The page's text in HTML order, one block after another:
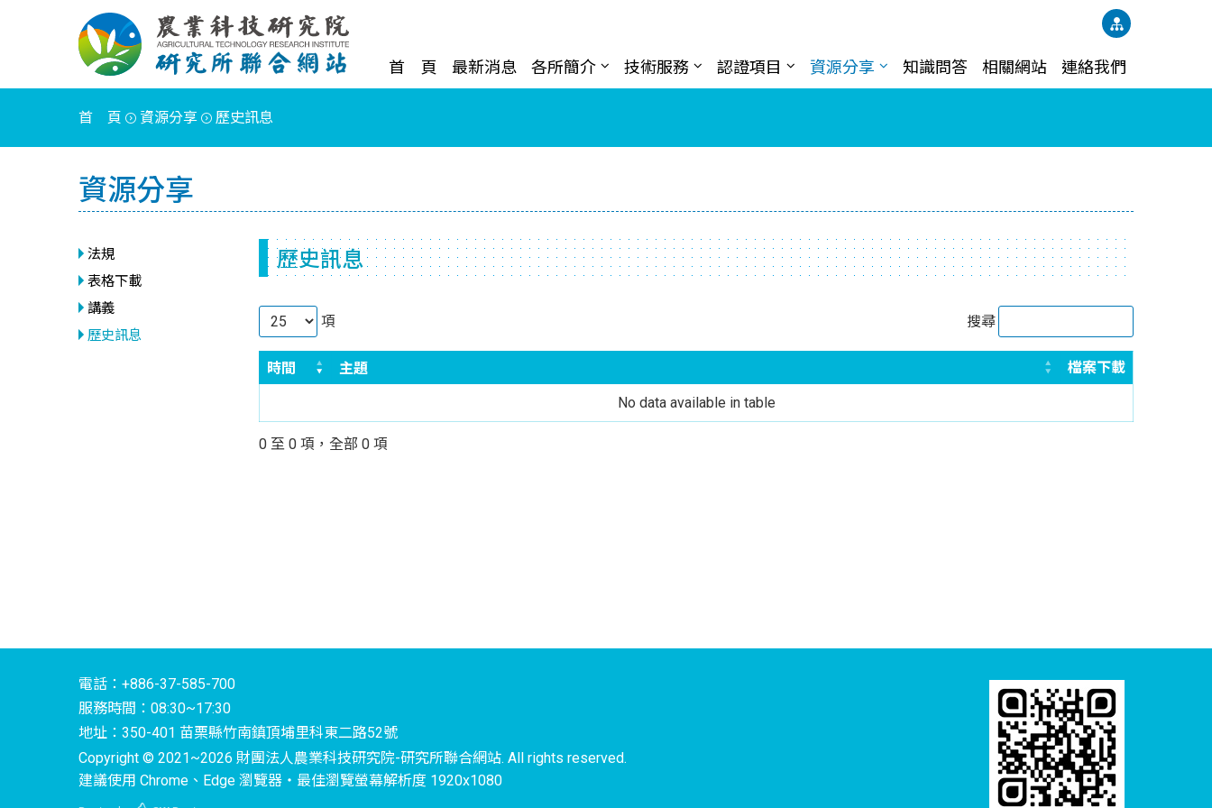
首 頁 最新消息 各所簡介 技術服務 認證項目 資源分享 知識問答 相關網站 連絡我們
首 頁 資源分享 歷史訊息
資源分享
法規
表格下載
講義
歷史訊息
歷史訊息
項 搜尋
時間 主題 檔案下載
No data available in table
0 至 0 項，全部 0 項
電話：+886-37-585-700
服務時間：08:30~17:30
地址：350-401 苗栗縣竹南鎮頂埔里科東二路52號
Copyright © 2021~2026 財團法人農業科技研究院-研究所聯合網站. All rights reserved.
建議使用 Chrome、Edge 瀏覽器‧最佳瀏覽螢幕解析度 1920x1080